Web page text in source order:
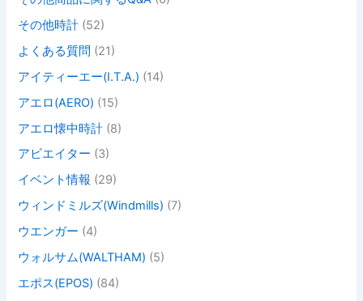
その他時計 (52)
よくある質問 (21)
アイティーエー(I.T.A.) (14)
アエロ(AERO) (15)
アエロ懐中時計 (8)
アビエイター (3)
イベント情報 (29)
ウィンドミルズ(Windmills) (7)
ウエンガー (4)
ウォルサム(WALTHAM) (5)
エポス(EPOS) (84)